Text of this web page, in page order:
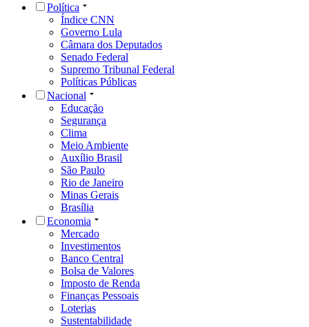
Política
Índice CNN
Governo Lula
Câmara dos Deputados
Senado Federal
Supremo Tribunal Federal
Políticas Públicas
Nacional
Educação
Segurança
Clima
Meio Ambiente
Auxílio Brasil
São Paulo
Rio de Janeiro
Minas Gerais
Brasília
Economia
Mercado
Investimentos
Banco Central
Bolsa de Valores
Imposto de Renda
Finanças Pessoais
Loterias
Sustentabilidade